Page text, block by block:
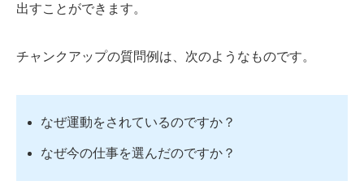
出すことができます。
チャンクアップの質問例は、次のようなものです。
なぜ運動をされているのですか？
なぜ今の仕事を選んだのですか？